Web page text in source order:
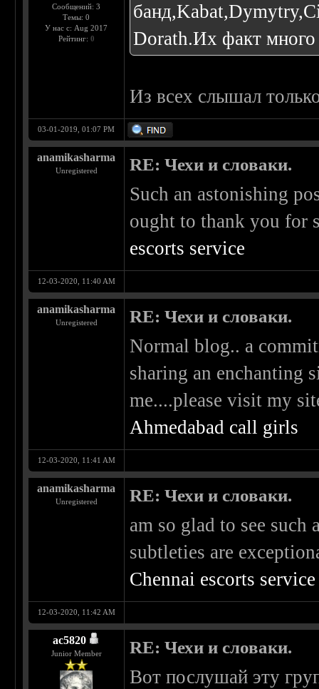
Сообщений: 3
Темы: 0
У нас с: Aug 2017
Рейтинг: 0
Dorath.Их факт много
Из всех слышал
03-01-2019, 01:07 PM
anamikasharma
Unregistered RE: Чехи и словаки.
Such an astonishing
ought to thank you for
escorts service
12-03-2020, 11:40 AM
anamikasharma
Unregistered RE: Чехи и словаки.
Normal blog.. a
sharing an enchanting
me....please visit my
Ahmedabad call girls
12-03-2020, 11:41 AM
anamikasharma
Unregistered RE: Чехи и словаки.
am so glad to see
subtleties are
Chennai escorts service
12-03-2020, 11:42 AM
ac5820
Junior Member RE: Чехи и словаки.
Вот послушай эту